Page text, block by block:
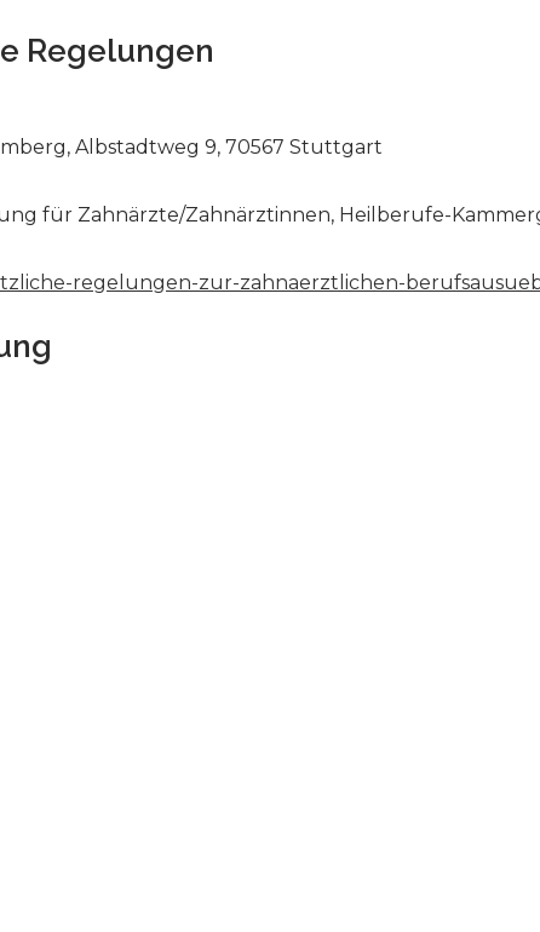
Regelungen
Albstadtweg 9, 70567 Stuttgart
für Zahnärzte/Zahnärztinnen, Heilberufe-
regelungen-zur-zahnaerztlichen-